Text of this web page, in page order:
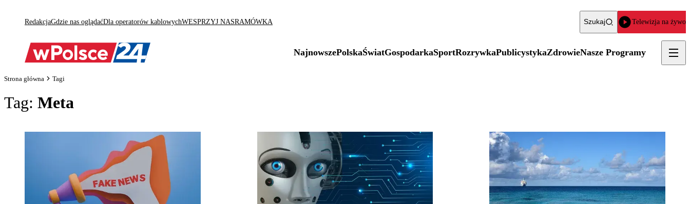
RedakcjaGdzie nas oglądaćDla operatorów kablowychWESPRZYJ NASRAMÓWKA Szukaj Telewizja na żywo
NajnowszePolskaŚwiatGospodarkaSportRozrywkaPublicystykaZdrowieNasze Programy
Strona główna Tagi
Tag: Meta